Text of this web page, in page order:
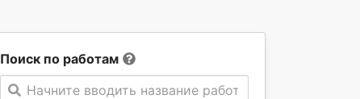
Поиск по работам
Начните вводить название работы